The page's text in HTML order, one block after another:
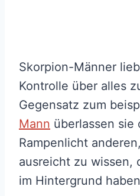
Skorpion-Männer
Kontrolle über alles
Gegensatz zum
Mann überlassen sie
Rampenlicht
ausreicht zu wissen,
im Hintergrund